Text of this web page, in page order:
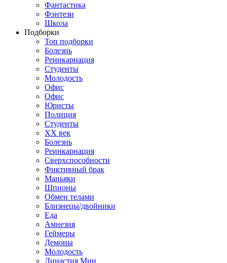
Фантастика
Фэнтези
Школа
Подборки
Топ подборки
Болезнь
Реинкарнация
Студенты
Молодость
Офис
Офис
Юристы
Полиция
Студенты
ХХ век
Болезнь
Реинкарнация
Сверхспособности
Фиктивный брак
Маньяки
Шпионы
Обмен телами
Близнецы/двойники
Еда
Амнезия
Геймеры
Демоны
Молодость
Династия Мин